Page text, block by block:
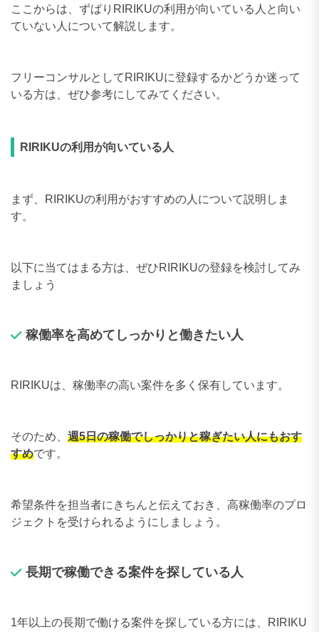
ここからは、ずばりRIRIKUの利用が向いている人と向い
ていない人について解説します。
フリーコンサルとしてRIRIKUに登録するかどうか迷って
いる方は、ぜひ参考にしてみてください。
RIRIKUの利用が向いている人
まず、RIRIKUの利用がおすすめの人について説明しま
す。
以下に当てはまる方は、ぜひRIRIKUの登録を検討してみ
ましょう
稼働率を高めてしっかりと働きたい人
RIRIKUは、稼働率の高い案件を多く保有しています。
そのため、 週5日の稼働でしっかりと稼ぎたい人にもおす
すめです。
希望条件を担当者にきちんと伝えておき、高稼働率のプロ
ジェクトを受けられるようにしましょう。
長期で稼働できる案件を探している人
1年以上の長期で働ける案件を探している方には、RIRIKU